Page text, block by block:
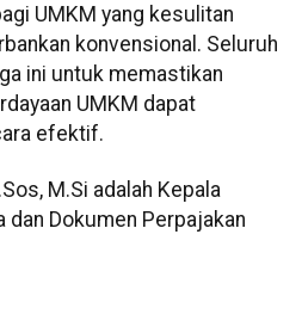
UMKM yang kesulitan
konvensional. Seluruh
ini untuk memastikan
UMKM dapat
efektif.
M.Si adalah Kepala
dan Dokumen Perpajakan